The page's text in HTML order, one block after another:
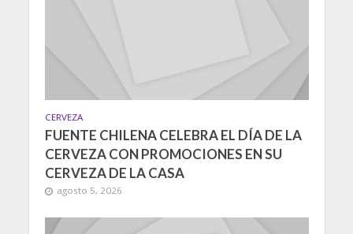
CERVEZA
FUENTE CHILENA CELEBRA EL DÍA DE LA
CERVEZA CON PROMOCIONES EN SU
CERVEZA DE LA CASA
agosto 5, 2026